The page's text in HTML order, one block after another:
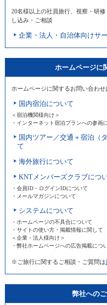
20名様以上の社員旅行、視察・研
し込み・ご相談
企業・法人・自治体向けサ
ホームページに
ホームページに関するお問い合わせ
国内宿泊について
＜宿泊機関様向け＞
・インターネット宿泊プランへの参画
国内ツアー／交通＋宿泊（
て
海外旅行について
KNTメンバーズクラブにつ
・会員ID・ログインIDについて
・メールマガジンについて
システムについて
・ホームページの不具合について
・サイトの使い方・掲載情報に関して
＜企業・法人様向け＞
・弊社ホームページへの広告掲載につ
※ご旅行に関するご相談・ご質問は
弊社への